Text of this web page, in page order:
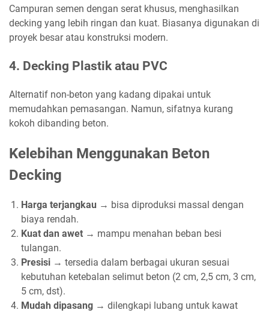
Campuran semen dengan serat khusus, menghasilkan
decking yang lebih ringan dan kuat. Biasanya digunakan di
proyek besar atau konstruksi modern.
4. Decking Plastik atau PVC
Alternatif non-beton yang kadang dipakai untuk
memudahkan pemasangan. Namun, sifatnya kurang
kokoh dibanding beton.
Kelebihan Menggunakan Beton
Decking
Harga terjangkau → bisa diproduksi massal dengan
biaya rendah.
Kuat dan awet → mampu menahan beban besi
tulangan.
Presisi → tersedia dalam berbagai ukuran sesuai
kebutuhan ketebalan selimut beton (2 cm, 2,5 cm, 3 cm,
5 cm, dst).
Mudah dipasang → dilengkapi lubang untuk kawat